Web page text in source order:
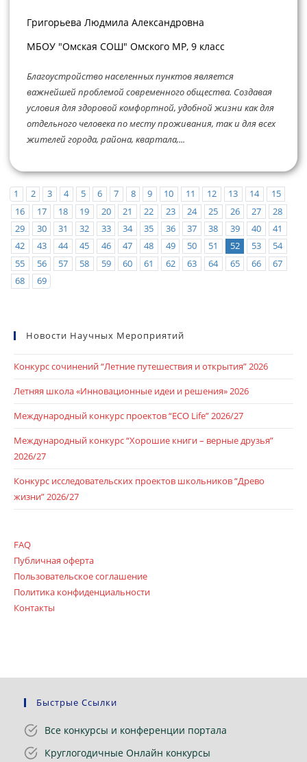
Григорьева Людмила Александровна
МБОУ "Омская СОШ" Омского МР, 9 класс
Благоустройство населенных пунктов является
важнейшей проблемой современного общества. Создавая
условия для здоровой комфортной, удобной жизни как для
отдельного человека по месту проживания, так и для всех
жителей города, района, квартала,...
1 2 3 4 5 6 7 8 9 10 11 12 13 14
15
16
17 18 19 20 21 22 23 24 25 26 27
28
29
30 31 32 33 34 35 36 37 38 39 40
41
42
43 44 45 46 47 48 49 50 51 52 53
54
55
56 57 58 59 60 61 62 63 64 65 66
67
68
69
Новости Научных Мероприятий
Конкурс сочинений “Летние путешествия и открытия” 2026
Летняя школа «Инновационные идеи и решения» 2026
Международный конкурс проектов “ECO Life” 2026/27
Международный конкурс “Хорошие книги – верные друзья”
2026/27
Конкурс исследовательских проектов школьников “Древо
жизни” 2026/27
FAQ
Публичная оферта
Пользовательское соглашение
Политика конфиденциальности
Контакты
Быстрые Ссылки
Все конкурсы и конференции портала
Круглогодичные Онлайн конкурсы